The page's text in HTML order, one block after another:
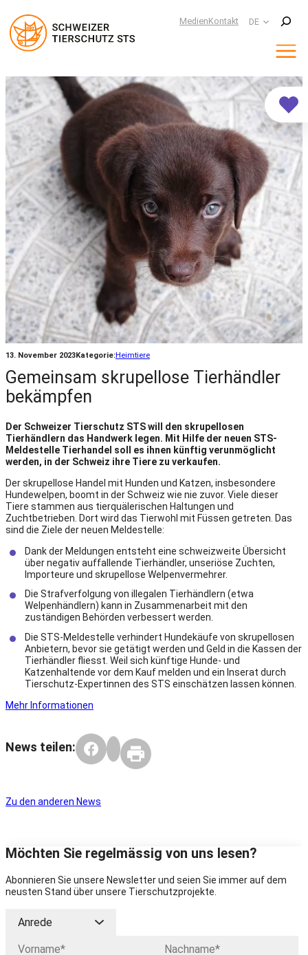
MedienKontakt DE
Suchen
13. November 2023Kategorie:Heimtiere
Gemeinsam skrupellose Tierhändler
bekämpfen
Der Schweizer Tierschutz STS will den skrupellosen
Tierhändlern das Handwerk legen. Mit Hilfe der neuen STS-
Meldestelle Tierhandel soll es ihnen künftig verunmöglicht
werden, in der Schweiz ihre Tiere zu verkaufen.
Der skrupellose Handel mit Hunden und Katzen, insbesondere
Hundewelpen, boomt in der Schweiz wie nie zuvor. Viele dieser
Tiere stammen aus tierquälerischen Haltungen und
Zuchtbetrieben. Dort wird das Tierwohl mit Füssen getreten. Das
sind die Ziele der neuen Meldestelle:
Dank der Meldungen entsteht eine schweizweite Übersicht
über negativ auffallende Tierhändler, unseriöse Zuchten,
Importeure und skrupellose Welpenvermehrer.
Die Strafverfolgung von illegalen Tierhändlern (etwa
Welpenhändlern) kann in Zusammenarbeit mit den
zuständigen Behörden verbessert werden.
Die STS-Meldestelle verhindert Hundekäufe von skrupellosen
Anbietern, bevor sie getätigt werden und Geld in die Kassen der
Tierhändler fliesst. Weil sich künftige Hunde- und
Katzenhaltende vor dem Kauf melden und ein Inserat durch
Tierschutz-Expertinnen des STS einschätzen lassen können.
Mehr Informationen
News teilen:
Zu den anderen News
Möchten Sie regelmässig von uns lesen?
Abonnieren Sie unsere Newsletter und seien Sie immer auf dem
neusten Stand über unsere Tierschutzprojekte.